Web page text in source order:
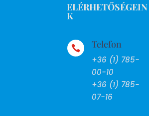
ELÉRHETŐSÉGEIN
K
 Telefon
+36 (1) 785-
00-10
+36 (1) 785-
07-16